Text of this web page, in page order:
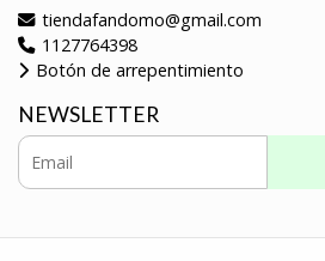
tiendafandomo@gmail.com
1127764398
Botón de arrepentimiento
NEWSLETTER